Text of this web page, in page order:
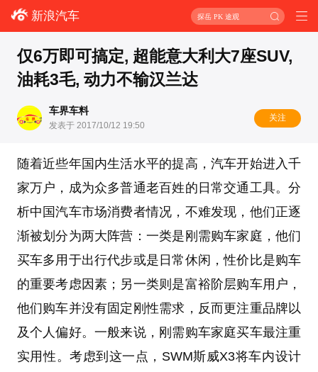
新浪汽车 探岳 PK 途观
仅6万即可搞定, 超能意大利大7座SUV,
油耗3毛, 动力不输汉兰达
车界车料
发表于 2017/10/12 19:50
关注
随着近些年国内生活水平的提高，汽车开始进入千
家万户，成为众多普通老百姓的日常交通工具。分
析中国汽车市场消费者情况，不难发现，他们正逐
渐被划分为两大阵营：一类是刚需购车家庭，他们
买车多用于出行代步或是日常休闲，性价比是购车
的重要考虑因素；另一类则是富裕阶层购车用户，
他们购车并没有固定刚性需求，反而更注重品牌以
及个人偏好。一般来说，刚需购车家庭买车最注重
实用性。考虑到这一点，SWM斯威X3将车内设计